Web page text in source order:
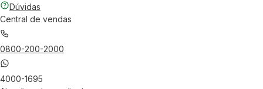
Dúvidas
Central de vendas
0800-200-2000
4000-1695